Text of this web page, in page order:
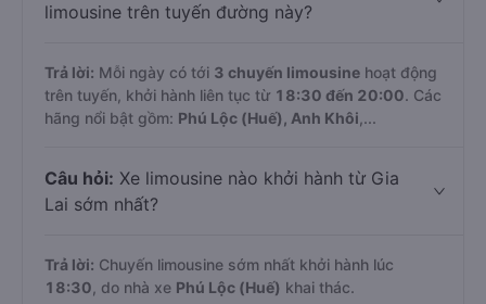
limousine trên tuyến đường này?
Trả lời: Mỗi ngày có tới 3 chuyến limousine hoạt động
trên tuyến, khởi hành liên tục từ 18:30 đến 20:00. Các
hãng nổi bật gồm: Phú Lộc (Huế), Anh Khôi ,...
Câu hỏi: Xe limousine nào khởi hành từ Gia
Lai sớm nhất?
Trả lời: Chuyến limousine sớm nhất khởi hành lúc
18:30 , do nhà xe Phú Lộc (Huế) khai thác.